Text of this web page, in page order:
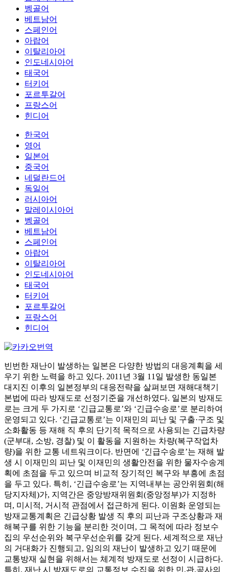
벵골어
베트남어
스페인어
아랍어
이탈리아어
인도네시아어
태국어
터키어
포르투갈어
프랑스어
힌디어
한국어
영어
일본어
중국어
네덜란드어
독일어
러시아어
말레이시아어
벵골어
베트남어
스페인어
아랍어
이탈리아어
인도네시아어
태국어
터키어
포르투갈어
프랑스어
힌디어
빈번한 재난이 발생하는 일본은 다양한 방법의 대응계획을 세
우기 위한 노력을 하고 있다. 2011년 3월 11일 발생한 동일본
대지진 이후의 일본정부의 대응전략을 살펴보면 재해대책기
본법에 따라 방재도로 선정기준을 개선하였다. 일본의 방재도
로는 크게 두 가지로 ‘긴급교통로’와 ‘긴급수송로’로 분리하여
운영되고 있다. ‘긴급교통로’는 이재민의 피난 및 구출·구조 및
소화활동 등 재해 직 후의 단기적 목적으로 사용되는 긴급차량
(군부대, 소방, 경찰) 및 이 활동을 지원하는 차량(복구작업차
량)을 위한 교통 네트워크이다. 반면에 ‘긴급수송로’는 재해 발
생 시 이재민의 피난 및 이재민의 생활안전을 위한 물자수송계
획에 초점을 두고 있으며 비교적 장기적인 복구와 부흥에 초점
을 두고 있다. 특히, ‘긴급수송로’는 지역내부는 공안위원회(해
당지자체)가, 지역간은 중앙방재위원회(중앙정부)가 지정하
며, 미시적, 거시적 관점에서 접근하게 된다. 이원화 운영되는
방재교통계획은 긴급상황 발생 직 후의 피난과 구조상황과 재
해복구를 위한 기능을 분리한 것이며, 그 목적에 따라 정보수
집의 우선순위와 복구우선순위를 갖게 된다. 세계적으로 재난
의 거대화가 진행되고, 임의의 재난이 발생하고 있기 때문에
교통방재 실현을 위해서는 체계적 방재도로 선정이 시급하다.
특히, 재난 시 방재도로의 교통정보 수집을 위한 민,관,공사의